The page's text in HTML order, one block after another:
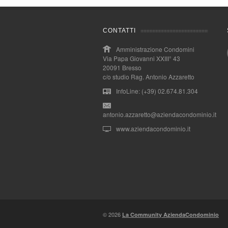
CONTATTI
Amministrazione Condomini
Via Papa Giovanni XXIII° 43
20091 Bresso
c/o studio Rag. Antonio Azzaretto
InfoLine: (+39) 02.674.81.304
antonio.azzaretto@aziendacondominio.it
www.aziendacondominio.it
© 2026 La Community AziendaCondominio